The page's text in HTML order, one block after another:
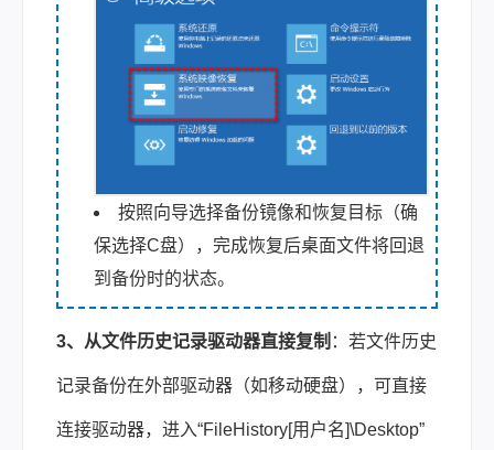
按照向导选择备份镜像和恢复目标（确
保选择C盘），完成恢复后桌面文件将回退
到备份时的状态。
3、从文件历史记录驱动器直接复制 ：若文件历史
记录备份在外部驱动器（如移动硬盘），可直接
连接驱动器，进入“FileHistory[用户名]\Desktop”